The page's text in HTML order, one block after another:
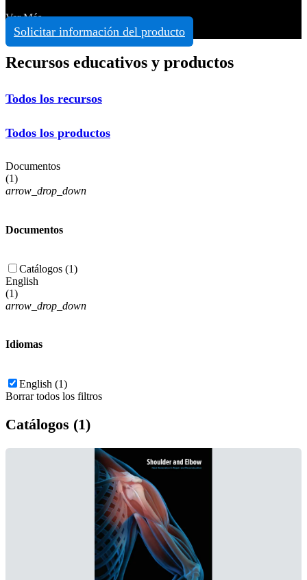
Ver Más
Solicitar información del producto
Recursos educativos y productos
Todos los recursos
Todos los productos
Documentos
(1)
arrow_drop_down
Documentos
Catálogos (1)
English
(1)
arrow_drop_down
Idiomas
English (1)
Borrar todos los filtros
Catálogos (1)